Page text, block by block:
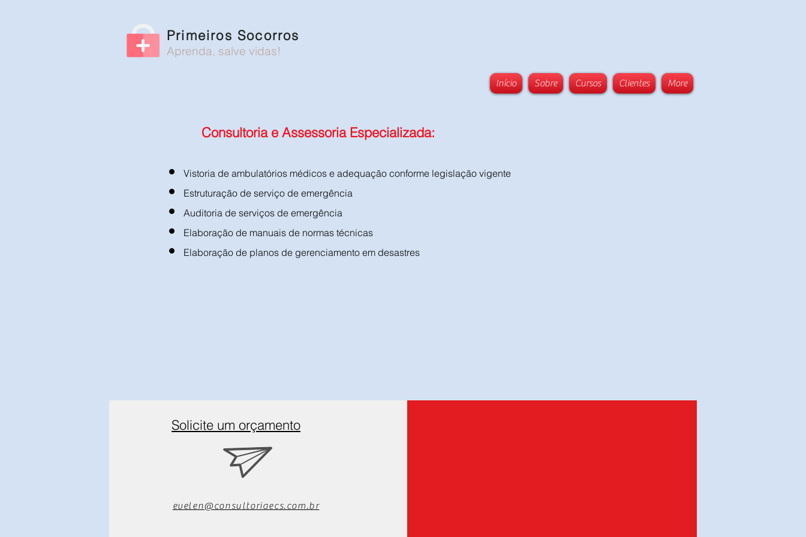
Primeiros Socorros
Aprenda, salve vidas!
Início Sobre Cursos Clientes More
Consultoria e Assessoria Especializada:
Vistoria de ambulatórios médicos e adequação conforme legislação vigente
Estruturação de serviço de emergência
Auditoria de serviços de emergência
Elaboração de manuais de normas técnicas
Elaboração de planos de gerenciamento em desastres
Solicite um orçamento
evelen@consultoriaecs.com.br